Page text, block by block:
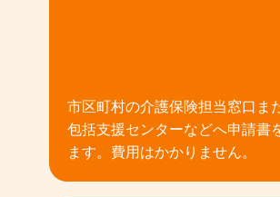
市区町村の介護保険担当窓口ま
包括支援センターなどへ申請書
ます。費用はかかりません。